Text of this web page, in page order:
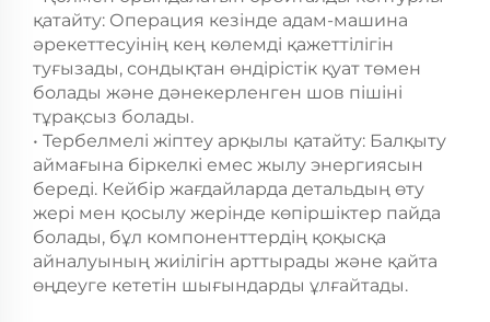
қатайту: Операция кезінде адам-машина
әрекеттесуінің кең көлемді қажеттілігін
туғызады, сондықтан өндірістік қуат төмен
болады және дәнекерленген шов пішіні
тұрақсыз болады.
• Тербелмелі жіптеу арқылы қатайту: Балқыту
аймағына біркелкі емес жылу энергиясын
береді. Кейбір жағдайларда детальдың өту
жері мен қосылу жерінде көпіршіктер пайда
болады, бұл компоненттердің қоқысқа
айналуының жиілігін арттырады және қайта
өңдеуге кететін шығындарды ұлғайтады.